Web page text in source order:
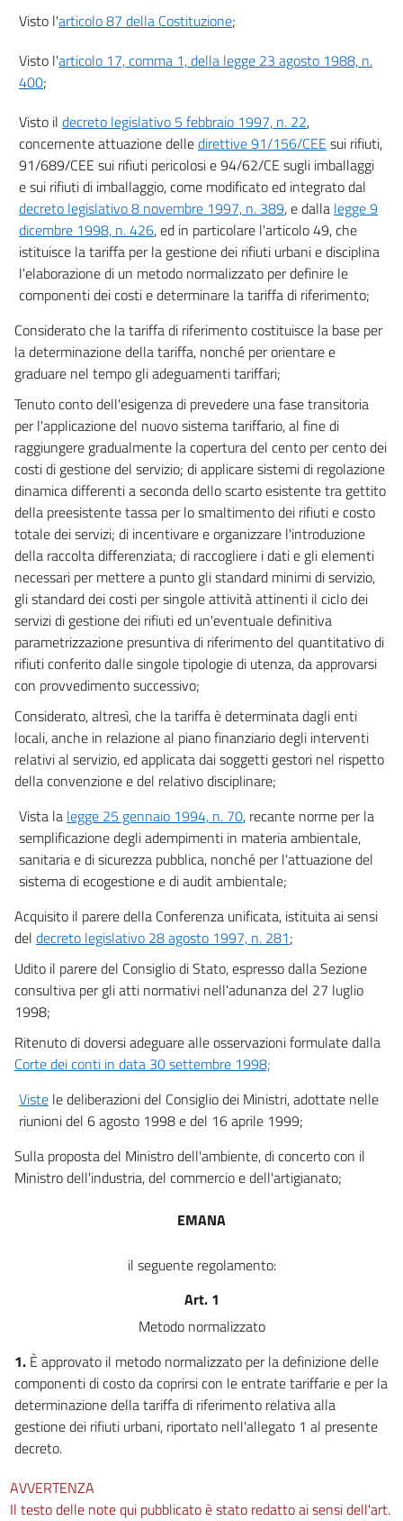
Allegato 2
Visto l'articolo 87 della Costituzione;
Visto l'articolo 17, comma 1, della legge 23 agosto 1988, n.
400;
Visto il decreto legislativo 5 febbraio 1997, n. 22,
concernente attuazione delledirettive 91/156/CEE sui rifiuti,
91/689/CEE sui rifiuti pericolosi e 94/62/CE sugli imballaggi
e sui rifiuti di imballaggio, come modificato ed integrato dal
decreto legislativo 8 novembre 1997, n. 389, e dalla legge 9
dicembre 1998, n. 426, ed in particolare l'articolo 49, che
istituisce la tariffa per la gestione dei rifiuti urbani e disciplina
l'elaborazione di un metodo normalizzato per definire le
componenti dei costi e determinare la tariffa di riferimento;
Considerato che la tariffa di riferimento costituisce la base per
la determinazione della tariffa, nonché per orientare e
graduare nel tempo gli adeguamenti tariffari;
Tenuto conto dell'esigenza di prevedere una fase transitoria
per l'applicazione del nuovo sistema tariffario, al fine di
raggiungere gradualmente la copertura del cento per cento dei
costi di gestione del servizio; di applicare sistemi di regolazione
dinamica differenti a seconda dello scarto esistente tra gettito
della preesistente tassa per lo smaltimento dei rifiuti e costo
totale dei servizi; di incentivare e organizzare l'introduzione
della raccolta differenziata; di raccogliere i dati e gli elementi
necessari per mettere a punto gli standard minimi di servizio,
gli standard dei costi per singole attività attinenti il ciclo dei
servizi di gestione dei rifiuti ed un'eventuale definitiva
parametrizzazione presuntiva di riferimento del quantitativo di
rifiuti conferito dalle singole tipologie di utenza, da approvarsi
con provvedimento successivo;
Considerato, altresì, che la tariffa è determinata dagli enti
locali, anche in relazione al piano finanziario degli interventi
relativi al servizio, ed applicata dai soggetti gestori nel rispetto
della convenzione e del relativo disciplinare;
Vista la legge 25 gennaio 1994, n. 70, recante norme per la
semplificazione degli adempimenti in materia ambientale,
sanitaria e di sicurezza pubblica, nonché per l'attuazione del
sistema di ecogestione e di audit ambientale;
Acquisito il parere della Conferenza unificata, istituita ai sensi
del decreto legislativo 28 agosto 1997, n. 281;
Udito il parere del Consiglio di Stato, espresso dalla Sezione
consultiva per gli atti normativi nell'adunanza del 27 luglio
1998;
Ritenuto di doversi adeguare alle osservazioni formulate dalla
Corte dei conti in data 30 settembre 1998;
Viste le deliberazioni del Consiglio dei Ministri, adottate nelle
riunioni del 6 agosto 1998 e del 16 aprile 1999;
Sulla proposta del Ministro dell'ambiente, di concerto con il
Ministro dell'industria, del commercio e dell'artigianato;
EMANA
il seguente regolamento:
Art. 1
Metodo normalizzato
1. È approvato il metodo normalizzato per la definizione delle
componenti di costo da coprirsi con le entrate tariffarie e per la
determinazione della tariffa di riferimento relativa alla
gestione dei rifiuti urbani, riportato nell'allegato 1 al presente
decreto.
AVVERTENZA
Il testo delle note qui pubblicato è stato redatto ai sensi dell'art.